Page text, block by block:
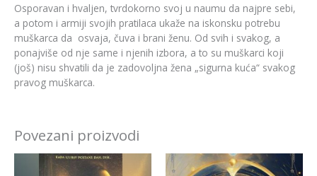
Osporavan i hvaljen, tvrdokorno svoj u naumu da najpre sebi,
a potom i armiji svojih pratilaca ukaže na iskonsku potrebu
muškarca da osvaja, čuva i brani ženu. Od svih i svakog, a
ponajviše od nje same i njenih izbora, a to su muškarci koji
(još) nisu shvatili da je zadovoljna žena „sigurna kuća“ svakog
pravog muškarca.
Povezani proizvodi